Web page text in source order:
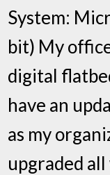
System:
bit) My
digital
have an
as my
upgraded